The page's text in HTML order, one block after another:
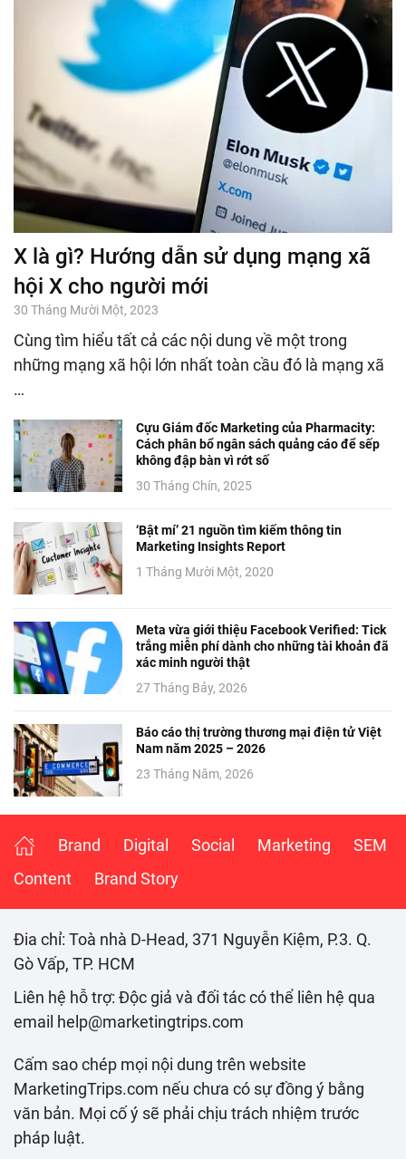
X là gì? Hướng dẫn sử dụng mạng xã
hội X cho người mới
30 Tháng Mười Một, 2023
Cùng tìm hiểu tất cả các nội dung về một trong
những mạng xã hội lớn nhất toàn cầu đó là mạng xã
…
Cựu Giám đốc Marketing của Pharmacity:
Cách phân bổ ngân sách quảng cáo để sếp
không đập bàn vì rớt số
30 Tháng Chín, 2025
‘Bật mí’ 21 nguồn tìm kiếm thông tin
Marketing Insights Report
1 Tháng Mười Một, 2020
Meta vừa giới thiệu Facebook Verified: Tick
trắng miễn phí dành cho những tài khoản đã
xác minh người thật
27 Tháng Bảy, 2026
Báo cáo thị trường thương mại điện tử Việt
Nam năm 2025 – 2026
23 Tháng Năm, 2026
Brand Digital Social Marketing
SEM
Content
Brand Story
Đia chỉ: Toà nhà D-Head, 371 Nguyễn Kiệm, P.3. Q.
Gò Vấp, TP. HCM
Liên hệ hỗ trợ: Độc giả và đối tác có thể liên hệ qua
email help@marketingtrips.com
Cấm sao chép mọi nội dung trên website
MarketingTrips.com nếu chưa có sự đồng ý bằng
văn bản. Mọi cố ý sẽ phải chịu trách nhiệm trước
pháp luật.